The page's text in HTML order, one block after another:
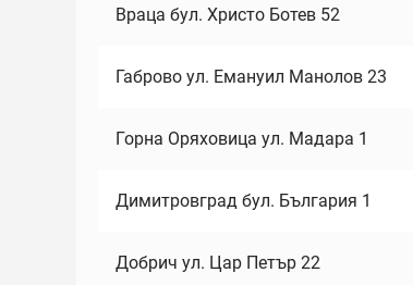
Враца бул. Христо Ботев 52
Габрово ул. Емануил Манолов 23
Горна Оряховица ул. Мадара 1
Димитровград бул. България 1
Добрич ул. Цар Петър 22